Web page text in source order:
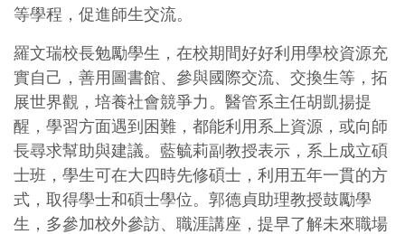
等學程，促進師生交流。
羅文瑞校長勉勵學生，在校期間好好利用學校資源充
實自己，善用圖書館、參與國際交流、交換生等，拓
展世界觀，培養社會競爭力。醫管系主任胡凱揚提
醒，學習方面遇到困難，都能利用系上資源，或向師
長尋求幫助與建議。藍毓莉副教授表示，系上成立碩
士班，學生可在大四時先修碩士，利用五年一貫的方
式，取得學士和碩士學位。郭德貞助理教授鼓勵學
生，多參加校外參訪、職涯講座，提早了解未來職場